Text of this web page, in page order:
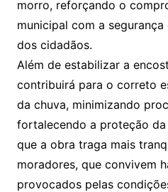
morro, reforçando o
municipal com a
dos cidadãos.
Além de estabilizar a
contribuirá para o correto
da chuva, minimizando
fortalecendo a proteção
que a obra traga mais
moradores, que convivem
provocados pelas